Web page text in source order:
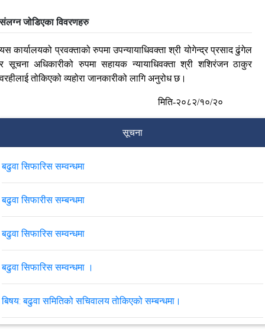
संलग्न जोडिएका विवरणहरु
यस कार्यालयको प्रवक्ताको रुपमा उपन्यायाधिवक्ता श्री योगेन्द्र प्रसाद ढुंगेल
र सूचना अधिकारीको रुपमा सहायक न्यायाधिवक्ता श्री शशिरंजन ठाकुर
वरहीलाई तोकिएको व्यहोरा जानकारीको लागि अनुरोध छ।
मिति-२०८२/१०/२०
सूचना
बढुवा सिफारिस सम्वन्धमा
बढुवा सिफारीस सम्बन्धमा
बढुवा सिफारिस सम्वन्धमा
बढुवा सिफारिस सम्वन्धमा ।
बिषय: बढुवा समितिको सचिवालय तोकिएको सम्बन्धमा।